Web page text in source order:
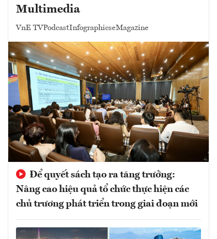
Multimedia
VnE TVPodcastInfographicseMagazine
Để quyết sách tạo ra tăng trưởng:
Nâng cao hiệu quả tổ chức thực hiện các
chủ trương phát triển trong giai đoạn mới